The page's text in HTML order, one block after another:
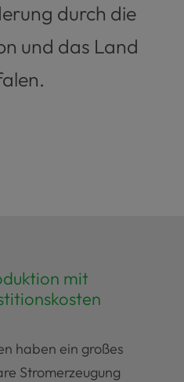
durch die
und das Land
mit
haben ein großes
Stromerzeugung